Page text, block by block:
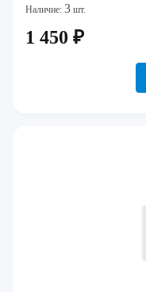
Наличие: 3 шт.
1 450 ₽